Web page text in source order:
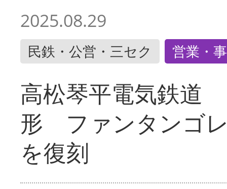
2025.08.29
民鉄・公営・三セク 営業・
高松琴平電気鉄道
形 ファンタンゴ
を復刻